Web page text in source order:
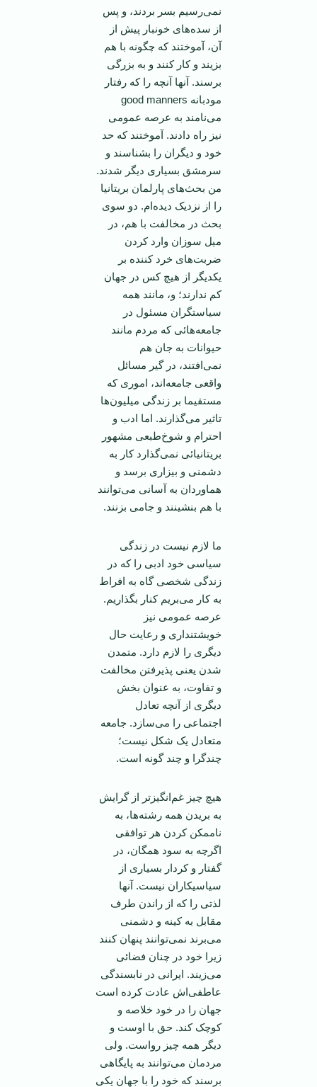
نمی‌رسيم بسر بردند، و پس
از سده‌های خونبار پيش از
آن، آموختند که چگونه با هم
بزيند و کار کنند و به بزرگی
برسند. آنها آنچه را که رفتار
مودبانه good manners
می‌نامند به عرصه عمومی
نيز راه دادند. آموختند که حد
خود و ديگران را بشناسند و
سرمشق بسياری ديگر شدند.
من بحث‌های پارلمان بريتانيا
را از نزديک ديده‌ام. دو سوی
بحث در مخالفت با هم، در
ميل سوزان وارد کردن
ضربت‌های خرد کننده بر
يکديگر از هيچ کس در جهان
کم ندارند؛ و، مانند همه
سياستگران مسئول در
جامعه‌هائی که مردم مانند
حيوانات به جان هم
نمی‌افتند، در‌ گير مسائل
واقعی جامعه‌اند، اموری که
مستقيما بر زندگی ميليون‌ها
تاثير می‌گذارند. اما ادب و
احترام و شوخ‌طبعی مشهور
بريتانيائی نمی‌گذارد کار به
دشمنی و بيزاری برسد و
هماوردان به آسانی می‌توانند
با هم بنشينند و جامی بزنند.
ما لازم نيست در زندگی
سياسی خود ادبی را که در
زندگی شخصی گاه به افراط
به کار می‌بريم کنار بگذاريم.
عرصه عمومی نيز
خويشتنداری و رعايت حال
ديگری را لازم دارد. متمدن
شدن يعنی پذيرفتن مخالفت
و تفاوت، به عنوان بخش
ديگری از آنچه تعادل
اجتماعی را می‌سازد. جامعه
متعادل يک شکل نيست؛
چندگرا و چند گونه است.
هيچ چيز غم‌انگيز‌تر از گرايش
به بريدن همه رشته‌ها، به
ناممکن کردن هر توافقی
اگرچه به سود همگان، در
گفتار و کردار بسياری از
سياسيکاران نيست. آنها
لذتی را که از راندن طرف
مقابل به کينه و دشمنی
می‌برند نمی‌توانند پنهان کنند
زيرا خود در چنان فضائی
می‌زيند. ايرانی در نابسندگی
عاطفی‌اش عادت کرده است
جهان را در خود خلاصه و
کوچک کند. حق با اوست و
ديگر همه چيز رواست. ولی
مردمان می‌توانند به پايگاهی
برسند که خود را با جهان يکی